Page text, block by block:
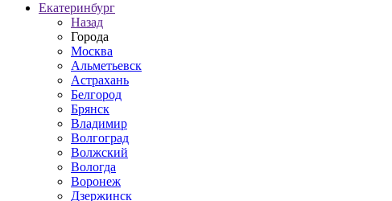
Екатеринбург
Назад
Города
Москва
Альметьевск
Астрахань
Белгород
Брянск
Владимир
Волгоград
Волжский
Вологда
Воронеж
Дзержинск